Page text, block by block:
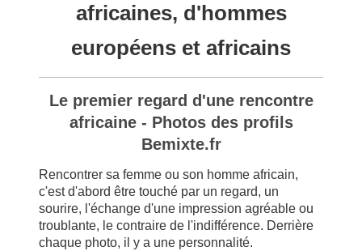
africaines, d'hommes
européens et africains
Le premier regard d'une rencontre
africaine - Photos des profils
Bemixte.fr
Rencontrer sa femme ou son homme africain,
c'est d'abord être touché par un regard, un
sourire, l'échange d'une impression agréable ou
troublante, le contraire de l'indifférence. Derrière
chaque photo, il y a une personnalité.